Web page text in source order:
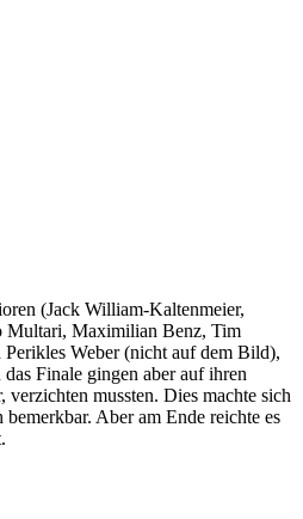
(Jack William-Kaltenmeier,
Multari, Maximilian Benz, Tim
Weber (nicht auf dem Bild),
Finale gingen aber auf ihren
verzichten mussten. Dies machte sich
Aber am Ende reichte es